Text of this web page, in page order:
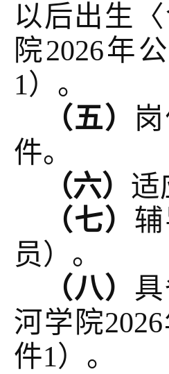
以后出生
院2026年
1）。
（五）
件。
（六） 适
（七）
员）。
（八）
河学院
件1）。